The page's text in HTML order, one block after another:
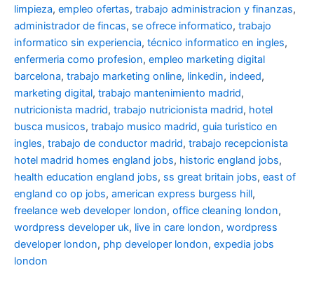
limpieza, empleo ofertas, trabajo administracion y finanzas,
administrador de fincas, se ofrece informatico, trabajo
informatico sin experiencia, técnico informatico en ingles,
enfermeria como profesion, empleo marketing digital
barcelona, trabajo marketing online, linkedin, indeed,
marketing digital, trabajo mantenimiento madrid,
nutricionista madrid, trabajo nutricionista madrid, hotel
busca musicos, trabajo musico madrid, guia turistico en
ingles, trabajo de conductor madrid, trabajo recepcionista
hotel madrid homes england jobs, historic england jobs,
health education england jobs, ss great britain jobs, east of
england co op jobs, american express burgess hill,
freelance web developer london, office cleaning london,
wordpress developer uk, live in care london, wordpress
developer london, php developer london, expedia jobs
london